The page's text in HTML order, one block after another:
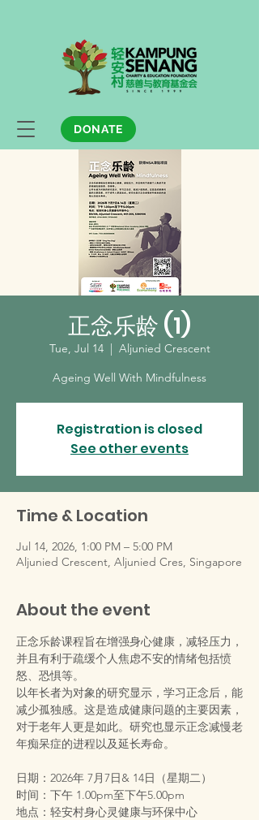
DONATE
正念乐龄 (1)
Tue, Jul 14
  |
Aljunied Crescent
Ageing Well With Mindfulness
Registration is closed
See other events
Time & Location
Jul 14, 2026, 1:00 PM – 5:00 PM
Aljunied Crescent, Aljunied Cres, Singapore
About the event
正念乐龄课程旨在增强身心健康，减轻压力，
并且有利于疏缓个人焦虑不安的情绪包括愤
怒、恐惧等。
以年长者为对象的研究显示，学习正念后，能
减少孤独感。这是造成健康问题的主要因素，
对于老年人更是如此。研究也显示正念减慢老
年痴呆症的进程以及延长寿命。
日期：2026年 7月7日& 14日（星期二）
时间：下午 1.00pm至下午5.00pm
地点：轻安村身心灵健康与环保中心